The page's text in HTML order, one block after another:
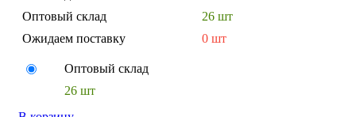
Оптовый склад
26 шт
Ожидаем поставку
0 шт
Оптовый склад
26 шт